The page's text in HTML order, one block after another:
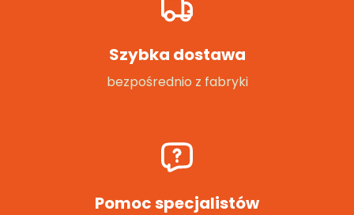
Szybka dostawa
bezpośrednio z fabryki
Pomoc specjalistów